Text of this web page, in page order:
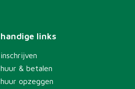
handige links
inschrijven
huur & betalen
huur opzeggen